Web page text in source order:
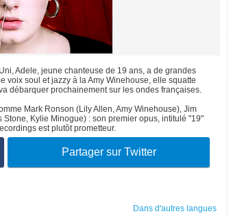
Adele, jeune chanteuse de 19 ans, a de grandes
voix soul et jazzy à la Amy Winehouse, elle squatte
débarquer prochainement sur les ondes françaises.
Mark Ronson (Lily Allen, Amy Winehouse), Jim
Kylie Minogue) : son premier opus, intitulé "19"
est plutôt prometteur.
Partager sur Twitter
Dans d'autres langues